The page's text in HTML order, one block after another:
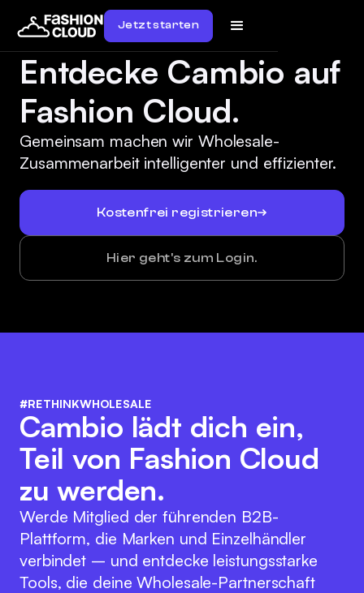
Jetzt starten
Entdecke Cambio auf
Fashion Cloud.
Gemeinsam machen wir Wholesale-
Zusammenarbeit intelligenter und effizienter.
Kostenfrei registrieren
Hier geht's zum Login.
#RETHINKWHOLESALE
Cambio lädt dich ein,
Teil von Fashion Cloud
zu werden.
Werde Mitglied der führenden B2B-
Plattform, die Marken und Einzelhändler
verbindet – und entdecke leistungsstarke
Tools, die deine Wholesale-Partnerschaft